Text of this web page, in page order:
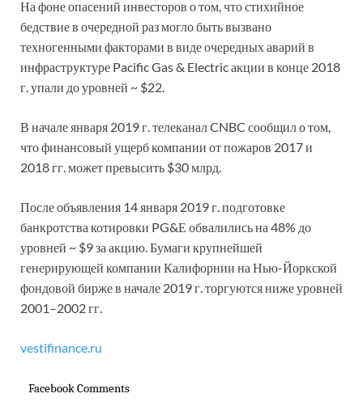
На фоне опасений инвесторов о том, что стихийное
бедствие в очередной раз могло быть вызвано
техногенными факторами в виде очередных аварий в
инфраструктуре Pacific Gas & Electric акции в конце 2018
г. упали до уровней ~ $22.
В начале января 2019 г. телеканал CNBC сообщил о том,
что финансовый ущерб компании от пожаров 2017 и
2018 гг. может превысить $30 млрд.
После объявления 14 января 2019 г. подготовке
банкротства котировки PG&Е обвалились на 48% до
уровней ~ $9 за акцию. Бумаги крупнейшей
генерирующей компании Калифорнии на Нью-Йоркской
фондовой бирже в начале 2019 г. торгуются ниже уровней
2001–2002 гг.
vestifinance.ru
Facebook Comments